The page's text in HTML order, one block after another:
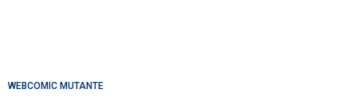
WEBCOMIC MUTANTE